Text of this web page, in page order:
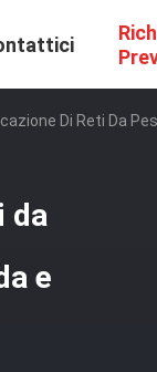
Di Reti Da
da
e